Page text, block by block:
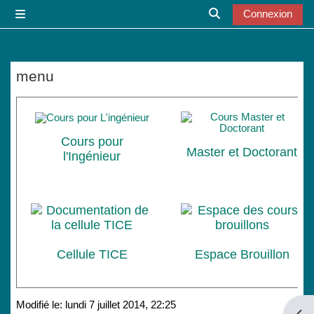
Activer/désactiver
Connexion
menu
Conditions d’achèvement
Cours pour
l'Ingénieur
Master et Doctorant
Cellule TICE Espace Brouillon
Modifié le: lundi 7 juillet 2014, 22:25